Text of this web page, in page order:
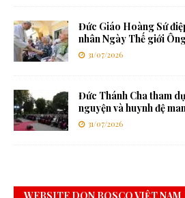
Đức Giáo Hoàng Sứ
nhân Ngày Thế giới
31/07/2026
Đức Thánh Cha tham
nguyện và huynh đệ
31/07/2026
WEBSITE DON BOSCO VIỆT NAM